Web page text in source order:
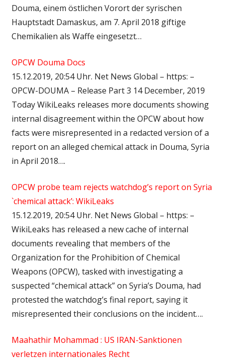
Douma, einem östlichen Vorort der syrischen
Hauptstadt Damaskus, am 7. April 2018 giftige
Chemikalien als Waffe eingesetzt…
OPCW Douma Docs
15.12.2019, 20:54 Uhr. Net News Global – https: –
OPCW-DOUMA – Release Part 3 14 December, 2019
Today WikiLeaks releases more documents showing
internal disagreement within the OPCW about how
facts were misrepresented in a redacted version of a
report on an alleged chemical attack in Douma, Syria
in April 2018….
OPCW probe team rejects watchdog’s report on Syria
`chemical attack’: WikiLeaks
15.12.2019, 20:54 Uhr. Net News Global – https: –
WikiLeaks has released a new cache of internal
documents revealing that members of the
Organization for the Prohibition of Chemical
Weapons (OPCW), tasked with investigating a
suspected “chemical attack” on Syria’s Douma, had
protested the watchdog’s final report, saying it
misrepresented their conclusions on the incident….
Maahathir Mohammad : US IRAN-Sanktionen
verletzen internationales Recht